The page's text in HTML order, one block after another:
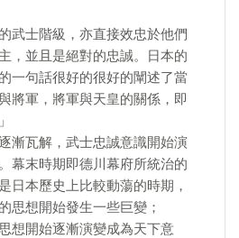
武士階級，亦直接效忠於他們
，並且是絕對的忠誠。日本的
一句話很好的很好的闡述了當
將軍，將軍與天皇的關係，即
漸瓦解，武士忠誠意識開始演
幕末時期即德川幕府所統治的
日本歷史上比較動蕩的時期，
思想開始發生一些巨變；
想開始逐漸演變成為天下意